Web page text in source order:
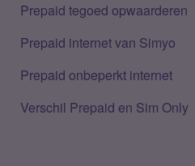
Prepaid tegoed opwaarderen
Prepaid internet van Simyo
Prepaid onbeperkt internet
Verschil Prepaid en Sim Only